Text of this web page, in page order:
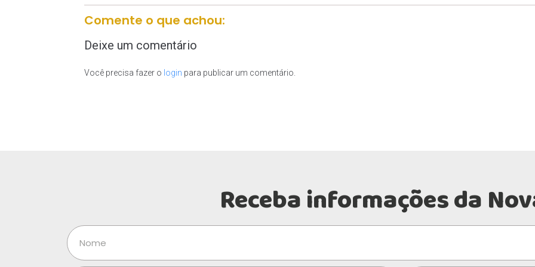
Comente o que achou:
Deixe um comentário
Você precisa fazer o login para publicar um comentário.
Receba informações da